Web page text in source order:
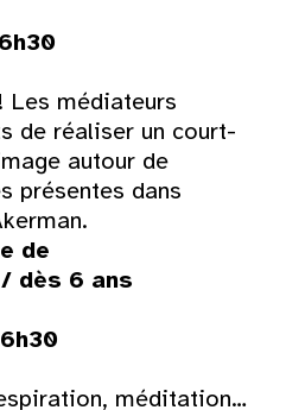
Les médiateurs
de réaliser un court-
autour de
présentes dans
de
dès 6 ans
méditation…